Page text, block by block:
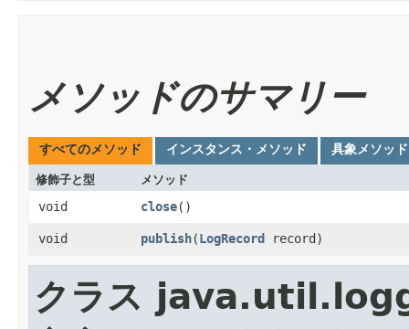
メソッドのサマリー
すべてのメソッド インスタンス・メソッド 具象メソッド
修飾子と型 メソッド
void close()
void publish​(LogRecord record)
クラス